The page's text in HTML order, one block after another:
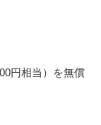
円相当）を無償